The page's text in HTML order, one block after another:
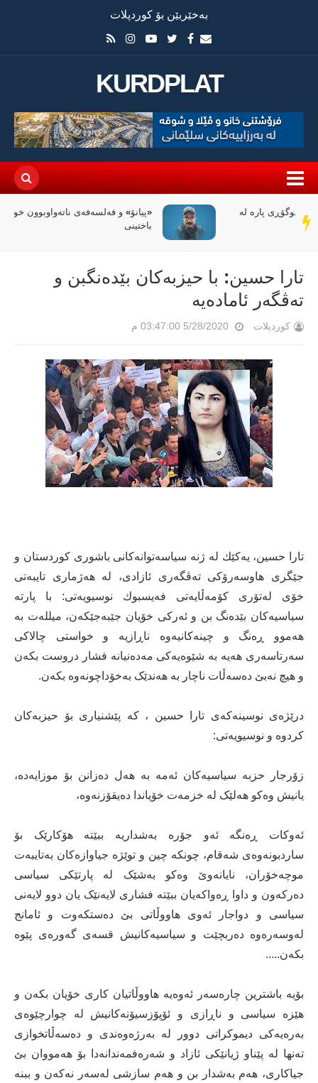
بەخێربێن بۆ کوردپلات
KURDPLAT
سەر
دێڕ
«پیانۆ» و فەلسەفەی ناتەواوبوون خوێندنەوەیەکی
باختینی
تارا حسین: با حیزبەكان بێدەنگبن و
تەڤگەر ئامادەیە
کوردپلات 5/28/2020 03:47:00 م
تارا حسین، یەكێك لە ژنە سیاسەتوانەكانی باشوری كوردستان و
جێگری هاوسەرۆكی تەڤگەری ئازادی، لە هەژماری تایبەتی
خۆی لەتۆری كۆمەڵایەتی فەیسبوك نوسیویەتی: با پارتە
سیاسیەکان بێدەنگ بن و ئەرکی خۆیان جێبەجێکەن، میللەت بە
ھەموو ڕەنگ و چینەکانیەوە ناڕازیە و خواستی چالاکی
سەرتاسەری ھەیە بە شێوەیەکی مەدەنیانە فشار دروست بکەن
و ھیچ نەبێ دەسەڵات ناچار بە ھەندێک بەخۆداچونەوە بکەن.
درێژەی نوسینەكەی تارا حسین ، كە پێشنیاری بۆ حیزبەكان
كردوە و نوسیویەتی:
زۆرجار حزبە سیاسیەکان ئەمە بە ھەل دەزانن بۆ موزایەدە،
یانیش وەکو ھەلێک لە خزمەت خۆیاندا دەیقۆزنەوە،
ئەوکات ڕەنگە ئەو جۆرە بەشداریە ببێتە ھۆکارێک بۆ
ساردبونەوەی شەقام، چونکە چین و توێژە جیاوازەکان بەتایبەت
موچەخۆران، نایانەوێ وەکو بەشێک لە پارتێکی سیاسی
دەرکەون و داوا ڕەواکەیان ببێتە فشاری لایەنێک یان دوو لایەنی
سیاسی و دواجار ئەوی ھاووڵاتی بێ دەستکەوت و ئامانج
لەوسەرەوە دەربچێت و سیاسیەکانیش قسەی گەورەی پێوە
بکەن.....
بۆیە باشترین چارەسەر ئەوەیە ھاووڵاتیان کاری خۆیان بکەن و
ھێزە سیاسی و ناڕازی و ئۆپۆزسیۆنەکانیش لە چوارچێوەی
بەرەیەکی دیموکراتی دوور لە بەرژەوەندی و دەسەڵاتخوازی
تەنھا لە پێناو ژیانێکی ئازاد و شەرەفمەندانەدا بۆ ھەمووان بێ
جیاکاری، ھەم بەشدار بن و ھەم سازشی لەسەر نەکەن و ببنە